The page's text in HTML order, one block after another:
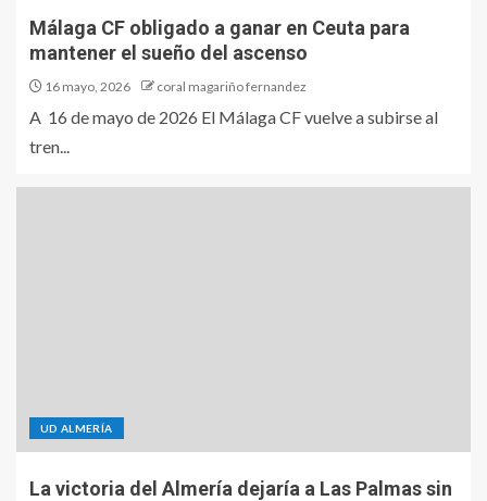
Málaga CF obligado a ganar en Ceuta para
mantener el sueño del ascenso
16 mayo, 2026 coral magariño fernandez
A 16 de mayo de 2026 El Málaga CF vuelve a subirse al
tren...
UD ALMERÍA
La victoria del Almería dejaría a Las Palmas sin